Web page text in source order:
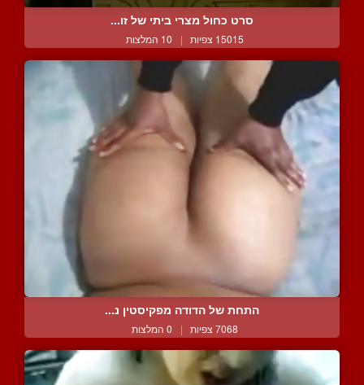
סרט כחול מצרי ביתי של זו...
15015 צפיות | 10 המלצות
התחת של הדודה מפקיסטין נ...
7068 צפיות | 0 המלצות